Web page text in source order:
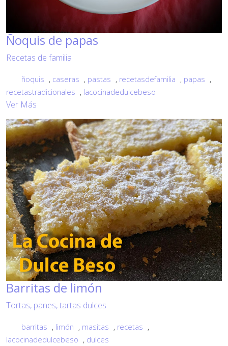
Ñoquis de papas
Recetas de familia
ñoquis , caseras , pastas , recetasdefamilia , papas ,
recetastradicionales , lacocinadedulcebeso
Ver Más
Barritas de limón
Tortas, panes, tartas dulces
barritas , limón , masitas , recetas ,
lacocinadedulcebeso , dulces